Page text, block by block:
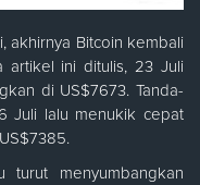
akhirnya Bitcoin kembali
artikel ini ditulis, 23 Juli
di US$7673. Tanda-
Juli lalu menukik cepat
turut menyumbangkan